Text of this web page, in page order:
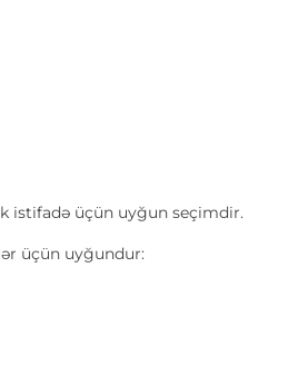
istifadə üçün uyğun seçimdir.
üçün uyğundur: